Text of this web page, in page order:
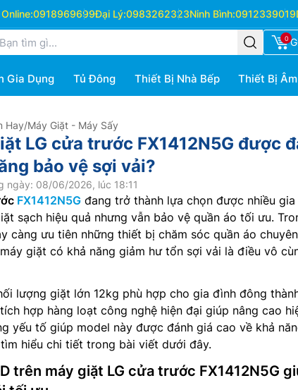
0918969699Đại Lý:0983262323Ninh Bình:0912339019
0
Gia Dụng Tủ Đông Thiết Bị Nhà Bếp Thiết Bị
Hay/Máy Giặt - Máy Sấy
LG cửa trước FX1412N5G được
bảo vệ sợi vải?
ngày: 08/06/2026, lúc 18:11
FX1412N5G đang trở thành lựa chọn được nhiều
sạch hiệu quả nhưng vẫn bảo vệ quần áo tối ưu.
càng ưu tiên những thiết bị chăm sóc quần áo
giặt có khả năng giảm hư tổn sợi vải là điều vô
lượng giặt lớn 12kg phù hợp cho gia đình đông
tích hợp hàng loạt công nghệ hiện đại giúp nâng cao
yếu tố giúp model này được đánh giá cao về khả
hiểu chi tiết trong bài viết dưới đây.
trên máy giặt LG cửa trước FX1412N5G